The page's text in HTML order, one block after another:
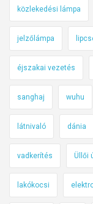
közlekedési lámpa
jelzőlámpa
éjszakai vezetés
sanghaj wuhu
látnivaló dánia
vadkerítés Üllői
lakókocsi